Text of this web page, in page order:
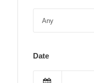
Date